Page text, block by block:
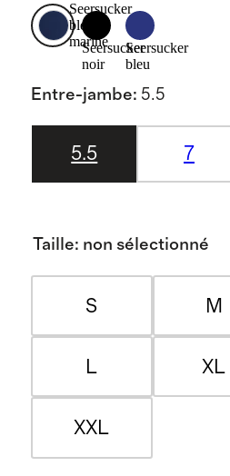
Seersucker
bleu
marine
Seersucker
noir
Seersucker
bleu
Entre-jambe: 5.5
5.5 7
Taille: non sélectionné
S M
L XL
XXL